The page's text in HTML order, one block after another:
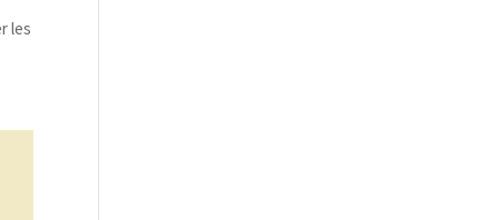
les